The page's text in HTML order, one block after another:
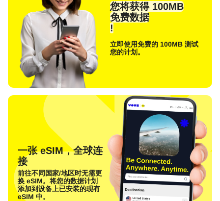
您将获得 100MB
免费数据
!
立即使用免费的 100MB 测试
您的计划。
一张 eSIM，全球连
接
前往不同国家/地区时无需更
换 eSIM。将您的数据计划
添加到设备上已安装的现有
eSIM 中。